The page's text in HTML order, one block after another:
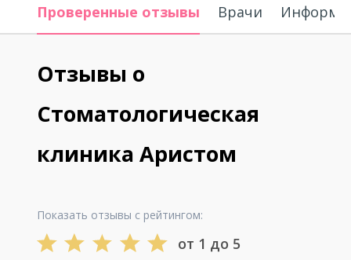
Проверенные отзывы Врачи
Отзывы о
Стоматологическая
клиника Аристом
Показать отзывы с рейтингом:
от 1 до 5